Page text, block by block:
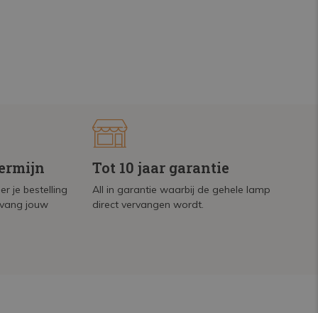
je bestelling
jouw
Tot 10 jaar garantie
All in garantie waarbij de gehele lamp
direct vervangen wordt.